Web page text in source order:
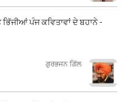
ਪੰਜ ਕਵਿਤਾਵਾਂ ਦੇ ਬਹਾਨੇ -
​​​​​​​ਗੁਰਭਜਨ ਗਿੱਲ